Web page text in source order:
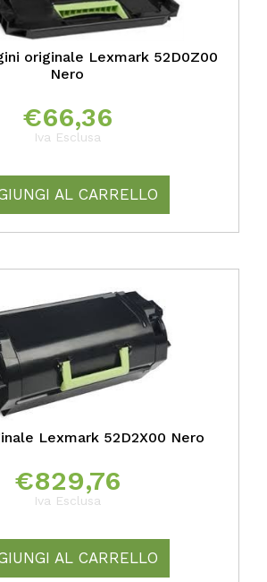
originale Lexmark 52D0Z00
Nero
€66,36
Iva Esclusa
AL CARRELLO
Lexmark 52D2X00 Nero
€829,76
Iva Esclusa
AL CARRELLO